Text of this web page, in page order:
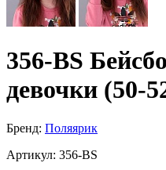
356-BS
девочки (50-
Бренд: Поляярик
Артикул: 356-BS